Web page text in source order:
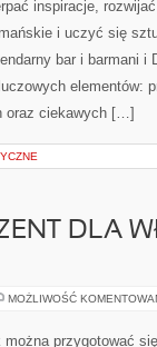
inspiracje,
i uczyć się
bar i barmani i
elementów:
oraz ciekawych […]
DLA
MOŻLIWOŚĆ
można przygotować